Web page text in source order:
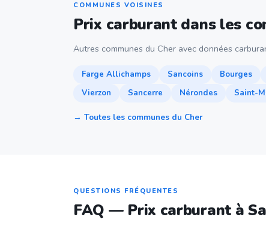
COMMUNES VOISINES
Prix carburant dans les
Autres communes du Cher avec données
Farge Allichamps Sancoins Bourges
Vierzon
Sancerre Nérondes Saint-
→ Toutes les communes du Cher
QUESTIONS FRÉQUENTES
FAQ — Prix carburant à